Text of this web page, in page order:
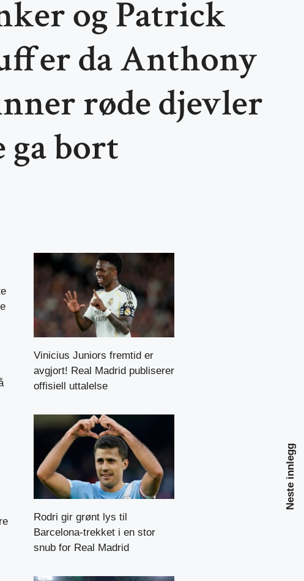
og Patrick
da Anthony
røde djevler
ga bort
Neste innlegg
Vinicius Juniors fremtid er
avgjort! Real Madrid publiserer
offisiell uttalelse
Rodri gir grønt lys til
Barcelona-trekket i en stor
snub for Real Madrid